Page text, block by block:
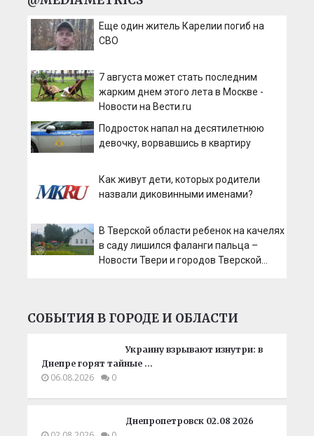
Еще один житель Карелии погиб на
СВО
7 августа может стать последним
жарким днем этого лета в Москве -
Новости на Вести.ru
Подросток напал на десятилетнюю
девочку, ворвавшись в квартиру
Как живут дети, которых родители
назвали диковинными именами?
В Тверской области ребенок на качелях
в саду лишился фаланги пальца –
Новости Твери и городов Тверской
СОБЫТИЯ В ГОРОДЕ И ОБЛАСТИ
Украину взрывают изнутри: в
Днепре горят тайные …
06.08.2026 0
Днепропетровск 02.08 2026